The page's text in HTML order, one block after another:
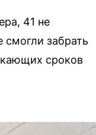
41 не
смогли забрать
сроков